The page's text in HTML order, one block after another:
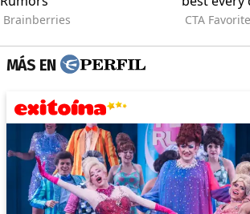
MÁS EN